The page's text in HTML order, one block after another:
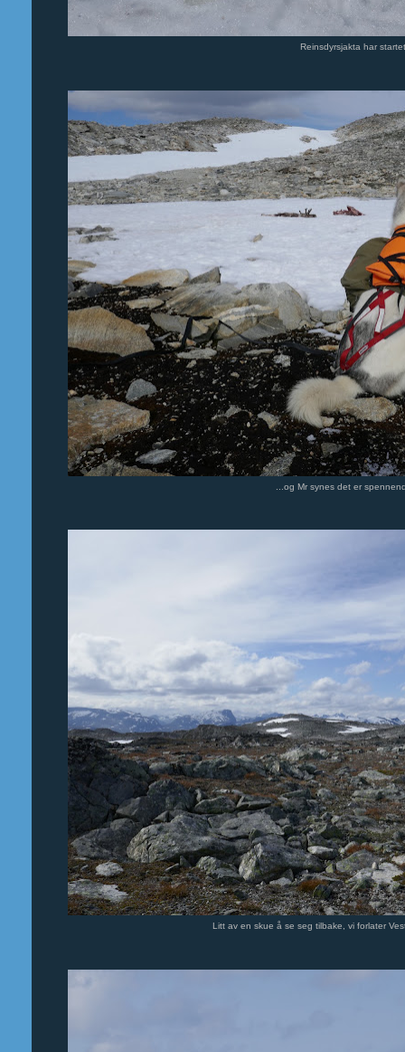
Reinsdyrsjakta har
...og Mr synes det er
Litt av en skue å se seg tilbake, vi forlater